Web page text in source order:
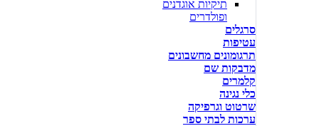
תיקיות אוגדנים
ופולדרים
סרגלים
עטיפות
תרגומונים מחשבונים
מדבקות שם
קלמרים
כלי נגינה
שרטוט וגרפיקה
ערכות לבתי ספר